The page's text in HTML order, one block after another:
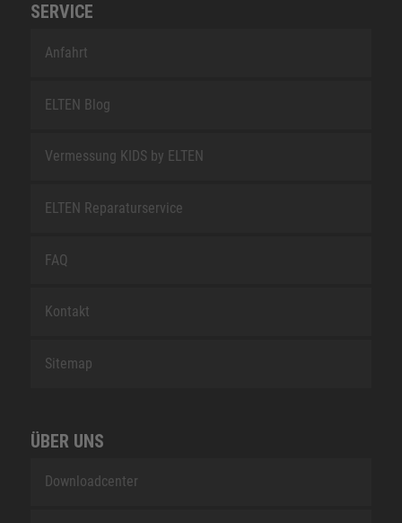
SERVICE
Anfahrt
ELTEN Blog
Vermessung KIDS by ELTEN
ELTEN Reparaturservice
FAQ
Kontakt
Sitemap
ÜBER UNS
Downloadcenter